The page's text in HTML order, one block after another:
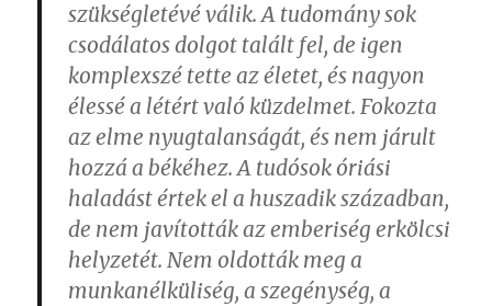
szükségletévé válik. A tudomány sok
csodálatos dolgot talált fel, de igen
komplexszé tette az életet, és nagyon
élessé a létért való küzdelmet. Fokozta
az elme nyugtalanságát, és nem járult
hozzá a békéhez. A tudósok óriási
haladást értek el a huszadik században,
de nem javították az emberiség erkölcsi
helyzetét. Nem oldották meg a
munkanélküliség, a szegénység, a